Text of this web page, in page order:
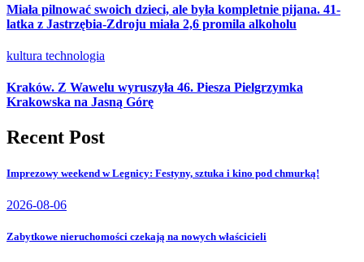
Miała pilnować swoich dzieci, ale była kompletnie pijana. 41-
latka z Jastrzębia-Zdroju miała 2,6 promila alkoholu
kultura technologia
Kraków. Z Wawelu wyruszyła 46. Piesza Pielgrzymka
Krakowska na Jasną Górę
Recent Post
Imprezowy weekend w Legnicy: Festyny, sztuka i kino pod chmurką!
2026-08-06
Zabytkowe nieruchomości czekają na nowych właścicieli